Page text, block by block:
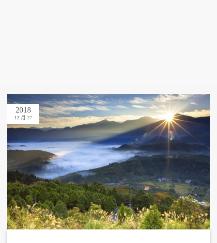
2018
12 月 27